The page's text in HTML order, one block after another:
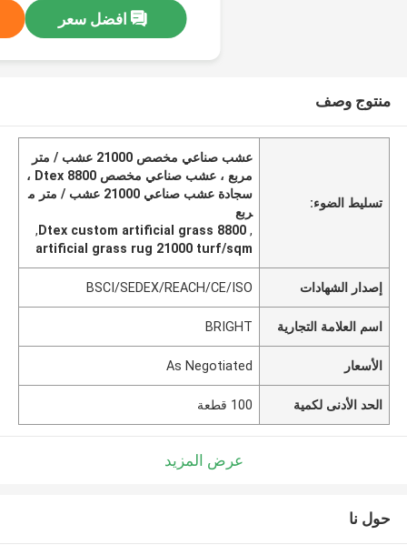
افضل سعر
منتوج وصف
تسليط الضوء:
عشب صناعي مخصص 21000 عشب / متر
مربع ، عشب صناعي مخصص 8800 Dtex ،
سجادة عشب صناعي 21000 عشب / متر م
ربع
,
8800 Dtex custom artificial grass
,
artificial grass rug 21000 turf/sqm
إصدار الشهادات BSCI/SEDEX/REACH/CE/ISO
اسم العلامة التجارية BRIGHT
الأسعار As Negotiated
الحد الأدنى لكمية 100 قطعة
عرض المزيد
حول نا